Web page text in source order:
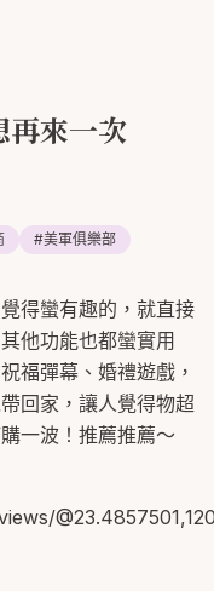
再來一次
#美軍俱樂部
得蠻有趣的，就直接
他功能也都蠻實用
福彈幕、婚禮遊戲，
回家，讓人覺得物超
一波！推薦推薦～